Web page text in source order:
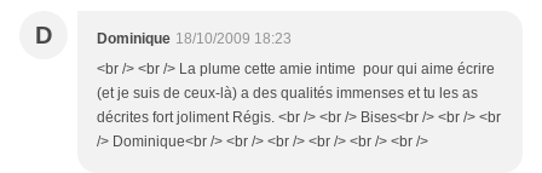
D Dominique 18/10/2009 18:23
<br /> <br /> La plume cette amie intime pour qui aime écrire
(et je suis de ceux-là) a des qualités immenses et tu les as
décrites fort joliment Régis. <br /> <br /> Bises<br /> <br /> <br
/> Dominique<br /> <br /> <br /> <br /> <br /> <br />